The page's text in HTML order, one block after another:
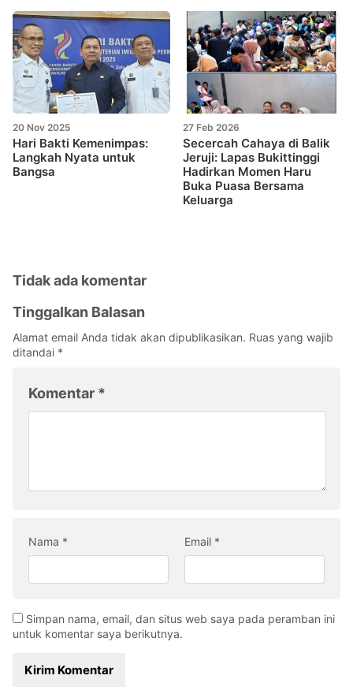
20 Nov 2025
Hari Bakti Kemenimpas:
Langkah Nyata untuk
Bangsa
27 Feb 2026
Secercah Cahaya di Balik
Jeruji: Lapas Bukittinggi
Hadirkan Momen Haru
Buka Puasa Bersama
Keluarga
Tidak ada komentar
Tinggalkan Balasan
Alamat email Anda tidak akan dipublikasikan. Ruas yang wajib
ditandai *
Komentar *
Nama * Email *
Simpan nama, email, dan situs web saya pada peramban ini
untuk komentar saya berikutnya.